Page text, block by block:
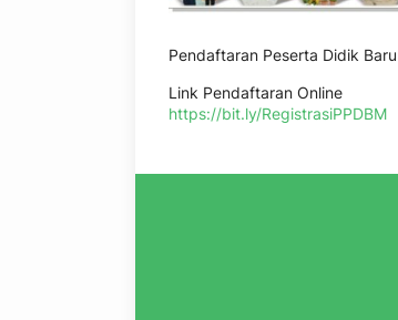
Pendaftaran Peserta Didik
Link Pendaftaran Online
https://bit.ly/RegistrasiPPDBM